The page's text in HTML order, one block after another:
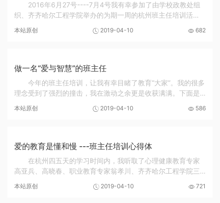
2016年6月27号----7月4号我有幸参加了由学校政教处组
织、齐齐哈尔工程学院举办的为期一周的杭州班主任培训活
川等几位资深教师为我们讲述了如何做好班主任工...
本站原创 2019-04-10 682
做一名“爱与智慧”的班主任
今年的班主任培训，让我有幸目睹了教育“大家”。我的很多
理念受到了强烈的撞击，我在激动之余更是收获满满。下面是
受班主任方面的培训，我一直...
本站原创 2019-04-10 586
爱的教育是懂和慢 ---班主任培训心得体
在杭州四五天的学习时间内，我听取了心理健康教育专家
高亚兵、高晓春、职业教育专家翁孝川、齐齐哈尔工程学院三
教先锋团团长余国良专家的精彩演讲。 下面就...
本站原创 2019-04-10 721